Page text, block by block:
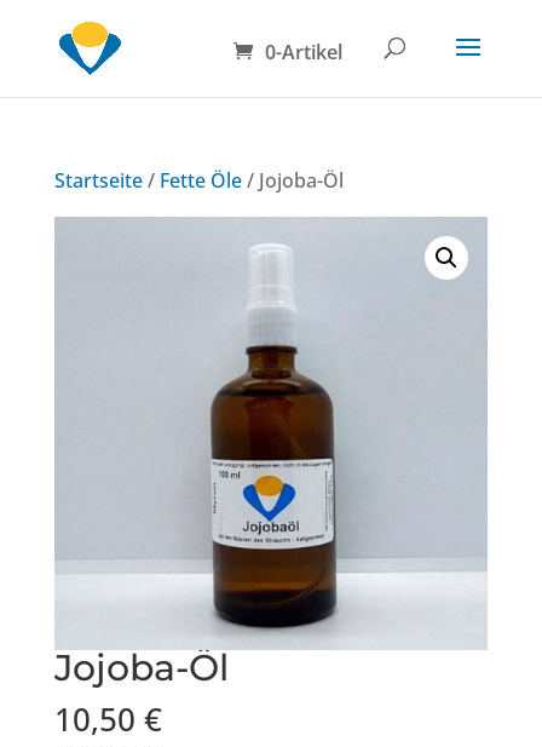
0-Artikel
Startseite/ Fette Öle/ Jojoba-Öl
Jojoba-Öl
10,50 €